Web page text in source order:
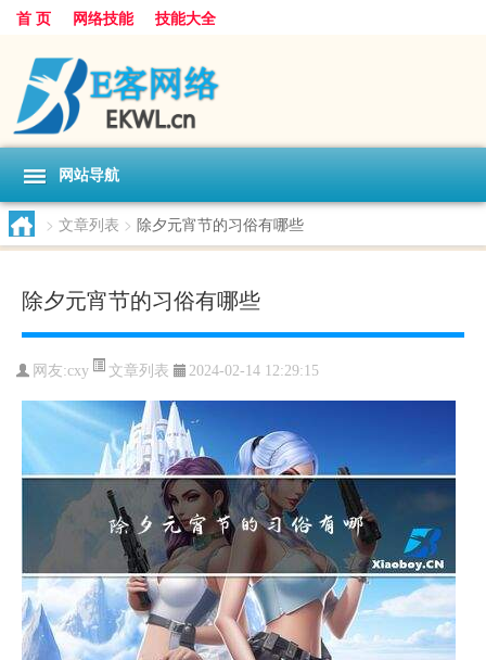
首 页 网络技能 技能大全
网站导航
> 文章列表 > 除夕元宵节的习俗有哪些
除夕元宵节的习俗有哪些
网友:cxy 文章列表 2024-02-14 12:29:15